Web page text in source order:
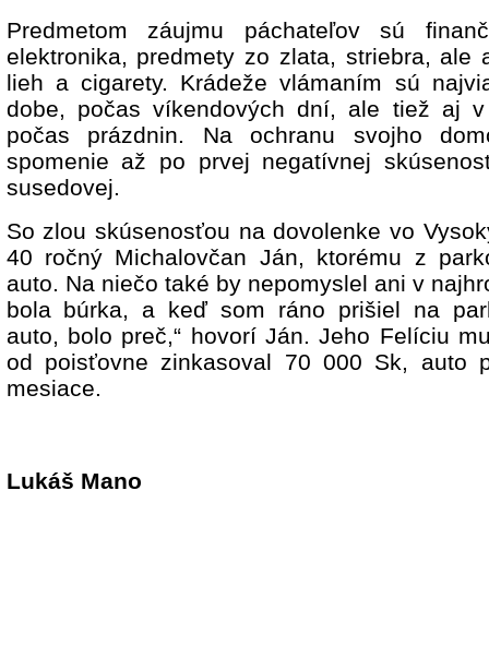
Predmetom záujmu páchateľov sú
elektronika, predmety zo zlata, striebra, ale
lieh a cigarety. Krádeže vlámaním sú
dobe, počas víkendových dní, ale tiež aj
počas prázdnin. Na ochranu svojho
spomenie až po prvej negatívnej
susedovej.
So zlou skúsenosťou na dovolenke vo
40 ročný Michalovčan Ján, ktorému z
auto. Na niečo také by nepomyslel ani v
bola búrka, a keď som ráno prišiel na
auto, bolo preč,“ hovorí Ján. Jeho Felíciu
od poisťovne zinkasoval 70 000 Sk, auto
mesiace.
Lukáš Mano